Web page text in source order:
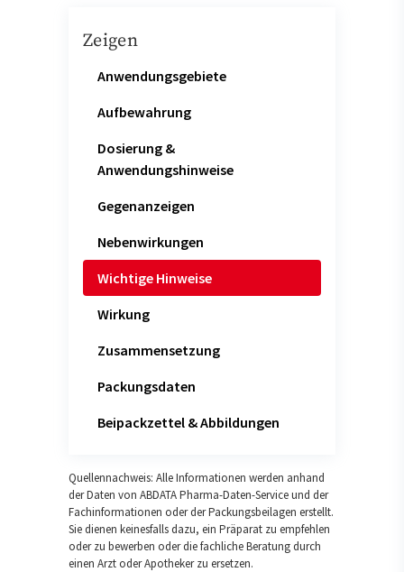
Zeigen
Anwendungsgebiete
Aufbewahrung
Dosierung &
Anwendungshinweise
Gegenanzeigen
Nebenwirkungen
Wichtige Hinweise
Wirkung
Zusammensetzung
Packungsdaten
Beipackzettel & Abbildungen
Quellennachweis: Alle Informationen werden anhand
der Daten von ABDATA Pharma-Daten-Service und der
Fachinformationen oder der Packungsbeilagen erstellt.
Sie dienen keinesfalls dazu, ein Präparat zu empfehlen
oder zu bewerben oder die fachliche Beratung durch
einen Arzt oder Apotheker zu ersetzen.